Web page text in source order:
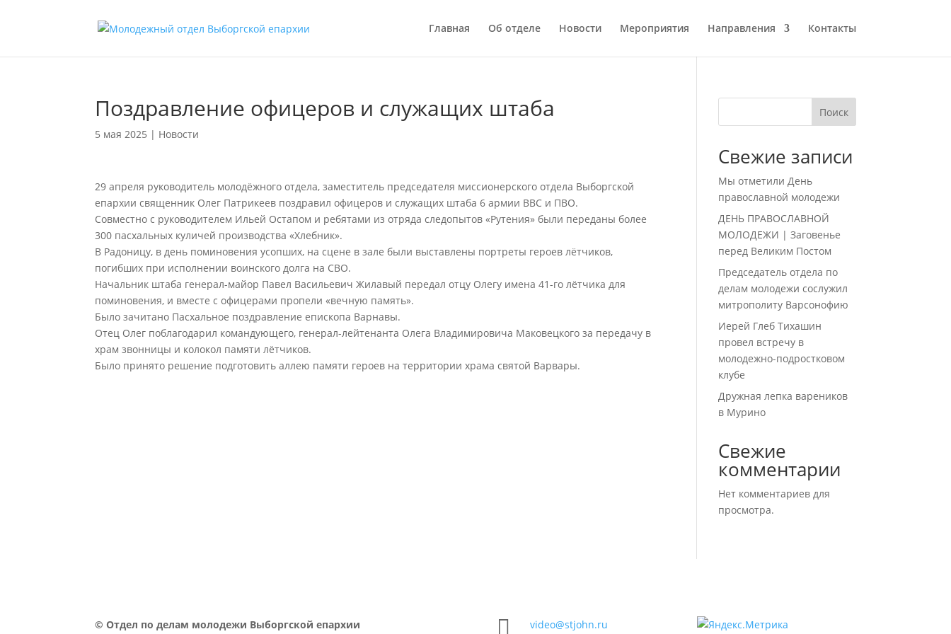
Главная Об отделе Новости Мероприятия Направления Контакты
Поздравление офицеров и служащих штаба
5 мая 2025 | Новости
29 апреля руководитель молодëжного отдела, заместитель председателя миссионерского отдела Выборгской
епархии священник Олег Патрикеев поздравил офицеров и служащих штаба 6 армии ВВС и ПВО.
Совместно с руководителем Ильей Остапом и ребятами из отряда следопытов «Рутения» были переданы более
300 пасхальных куличей производства «Хлебник».
В Радоницу, в день поминовения усопших, на сцене в зале были выставлены портреты героев лëтчиков,
погибших при исполнении воинского долга на СВО.
Начальник штаба генерал-майор Павел Васильевич Жилавый передал отцу Олегу имена 41-го лётчика для
поминовения, и вместе с офицерами пропели «вечную память».
Было зачитано Пасхальное поздравление епископа Варнавы.
Отец Олег поблагодарил командующего, генерал-лейтенанта Олега Владимировича Маковецкого за передачу в
храм звонницы и колокол памяти лётчиков.
Было принято решение подготовить аллею памяти героев на территории храма святой Варвары.
Поиск
Свежие записи
Мы отметили День
православной молодежи
ДЕНЬ ПРАВОСЛАВНОЙ
МОЛОДЕЖИ | Заговенье
перед Великим Постом
Председатель отдела по
делам молодежи сослужил
митрополиту Варсонофию
Иерей Глеб Тихашин
провел встречу в
молодежно-подростковом
клубе
Дружная лепка вареников
в Мурино
Свежие
комментарии
Нет комментариев для
просмотра.
©Отдел по делам молодежи Выборгской епархии
 video@stjohn.ru